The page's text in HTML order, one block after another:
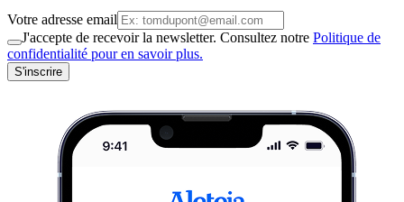
Votre adresse email
J'accepte de recevoir la newsletter. Consultez notre Politique de
confidentialité pour en savoir plus.
S'inscrire